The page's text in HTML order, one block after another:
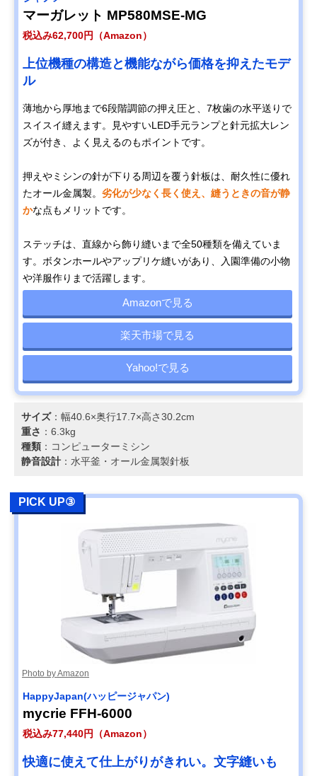
マーガレット MP580MSE-MG
税込み62,700円（Amazon）
上位機種の構造と機能ながら価格を抑えたモデ
ル
薄地から厚地まで6段階調節の押え圧と、7枚歯の水平送りで
スイスイ縫えます。見やすいLED手元ランプと針元拡大レン
ズが付き、よく見えるのもポイントです。
押えやミシンの針が下りる周辺を覆う針板は、耐久性に優れ
たオール金属製。 劣化が少なく長く使え、縫うときの音が静
かな点もメリットです。
ステッチは、直線から飾り縫いまで全50種類を備えていま
す。ボタンホールやアップリケ縫いがあり、入園準備の小物
や洋服作りまで活躍します。
Amazonで見る
楽天市場で見る
Yahoo!で見る
サイズ：幅40.6×奥行17.7×高さ30.2cm
重さ ：6.3kg
種類 ：コンピューターミシン
静音設計 ：水平釜・オール金属製針板
PICK UP③
Photo by Amazon
HappyJapan(ハッピージャパン)
mycrie FFH-6000
税込み77,440円（Amazon）
快適に使えて仕上がりがきれい。文字縫いも